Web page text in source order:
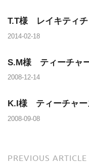
T.T様 レイキティチ
2014-02-18
S.M様 ティーチャ
2008-12-14
K.I様 ティーチャー
2008-09-08
PREVIOUS ARTICLE